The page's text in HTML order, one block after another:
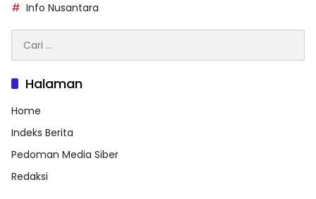
Info Nusantara
untuk:
Halaman
Home
Indeks Berita
Pedoman Media Siber
Redaksi